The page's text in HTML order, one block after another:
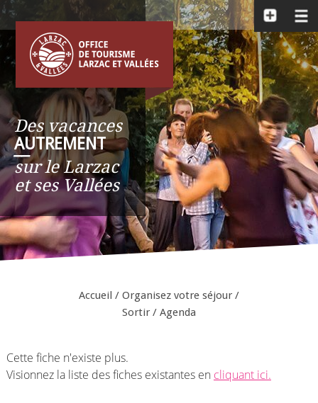
Des vacances
AUTREMENT
__
sur le Larzac
et ses Vallées
Accueil / Organisez votre séjour /
Sortir / Agenda
Cette fiche n'existe plus.
Visionnez la liste des fiches existantes en cliquant ici.